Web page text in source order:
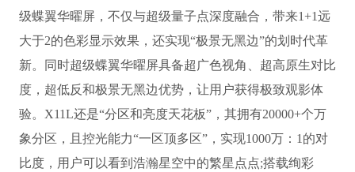
级蝶翼华曜屏，不仅与超级量子点深度融合，带来1+1远
大于2的色彩显示效果，还实现“极景无黑边”的划时代革
新。同时超级蝶翼华曜屏具备超广色视角、超高原生对比
度，超低反和极景无黑边优势，让用户获得极致观影体
验。X11L还是“分区和亮度天花板”，其拥有20000+个万
象分区，且控光能力“一区顶多区”，实现1000万：1的对
比度，用户可以看到浩瀚星空中的繁星点点;搭载绚彩